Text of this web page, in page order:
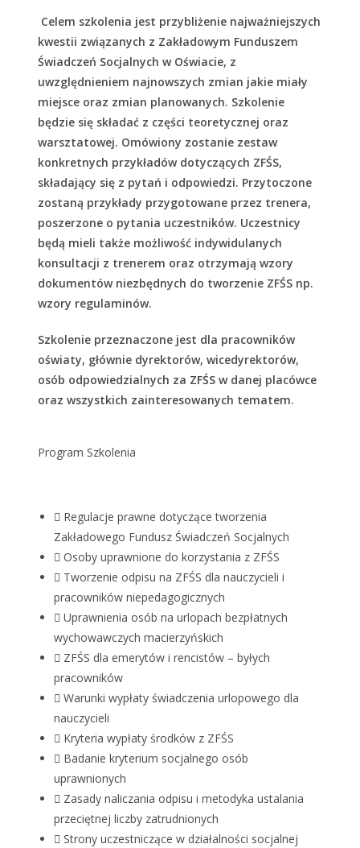
Celem szkolenia jest przybliżenie najważniejszych
kwestii związanych z Zakładowym Funduszem
Świadczeń Socjalnych w Oświacie, z
uwzględnieniem najnowszych zmian jakie miały
miejsce oraz zmian planowanych. Szkolenie
będzie się składać z części teoretycznej oraz
warsztatowej. Omówiony zostanie zestaw
konkretnych przykładów dotyczących ZFŚS,
składający się z pytań i odpowiedzi. Przytoczone
zostaną przykłady przygotowane przez trenera,
poszerzone o pytania uczestników. Uczestnicy
będą mieli także możliwość indywidulanych
konsultacji z trenerem oraz otrzymają wzory
dokumentów niezbędnych do tworzenie ZFŚS np.
wzory regulaminów.
Szkolenie przeznaczone jest dla pracowników
oświaty, głównie dyrektorów, wicedyrektorów,
osób odpowiedzialnych za ZFŚS w danej placówce
oraz wszystkich zainteresowanych tematem.
Program Szkolenia
Regulacje prawne dotyczące tworzenia
Zakładowego Fundusz Świadczeń Socjalnych
Osoby uprawnione do korzystania z ZFŚS
Tworzenie odpisu na ZFŚS dla nauczycieli i
pracowników niepedagogicznych
Uprawnienia osób na urlopach bezpłatnych
wychowawczych macierzyńskich
ZFŚS dla emerytów i rencistów – byłych
pracowników
Warunki wypłaty świadczenia urlopowego dla
nauczycieli
Kryteria wypłaty środków z ZFŚS
Badanie kryterium socjalnego osób
uprawnionych
Zasady naliczania odpisu i metodyka ustalania
przeciętnej liczby zatrudnionych
Strony uczestniczące w działalności socjalnej